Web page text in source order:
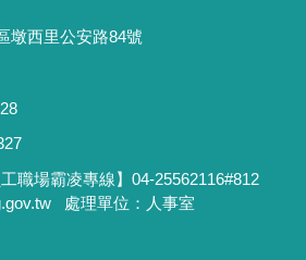
墩西里公安路84號
職場霸凌專線】04-25562116#812
處理單位：人事室